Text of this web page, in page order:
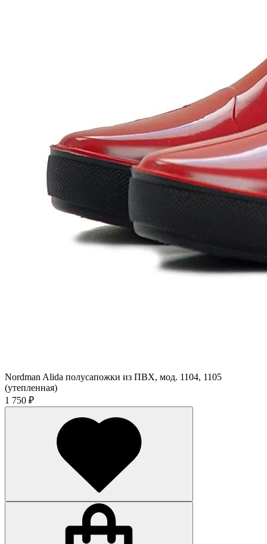
Nordman Alida полусапожки из ПВХ, мод. 1104, 1105
(утепленная)
1 750 ₽